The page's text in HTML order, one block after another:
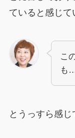
ていると感じ
こ
も
とうっすら感じ